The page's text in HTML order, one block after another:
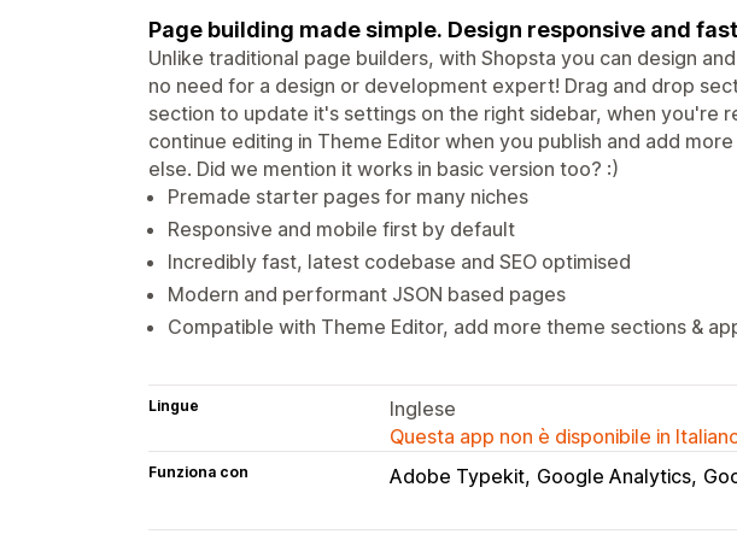
Page building made simple. Design responsive and
Unlike traditional page builders, with Shopsta you can design
no need for a design or development expert! Drag and drop
section to update it's settings on the right sidebar, when you're
continue editing in Theme Editor when you publish and add
else. Did we mention it works in basic version too? :)
Premade starter pages for many niches
Responsive and mobile first by default
Incredibly fast, latest codebase and SEO optimised
Modern and performant JSON based pages
Compatible with Theme Editor, add more theme sections &
Lingue
Inglese
Questa app non è disponibile in
Funziona con Adobe Typekit Google Analytics